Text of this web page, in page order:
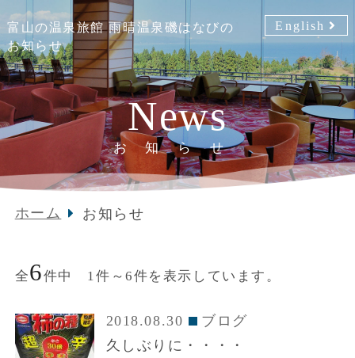
富山の温泉旅館 雨晴温泉磯はなびの
お知らせ
English
News
お知らせ
ホーム お知らせ
全6件中 1件～6件を表示しています。
2018.08.30
ブログ
久しぶりに・・・・